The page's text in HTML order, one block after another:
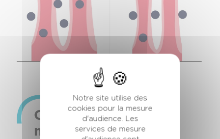
Colostrum et lait
mature
Notre site utilise des
cookies pour la mesure
d'audience. Les
services de mesure